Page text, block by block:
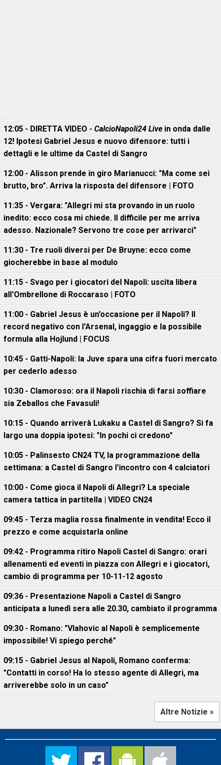
12:05 - DIRETTA VIDEO - CalcioNapoli24 Live in onda dalle
12! Ipotesi Gabriel Jesus e nuovo difensore: tutti i
dettagli e le ultime da Castel di Sangro
12:00 - Alisson prende in giro Marianucci: "Ma come sei
brutto, bro". Arriva la risposta del difensore | FOTO
11:35 - Vergara: "Allegri mi sta provando in un ruolo
inedito: ecco cosa mi chiede. Il difficile per me arriva
adesso. Nazionale? Servono tre cose per arrivarci"
11:30 - Tre ruoli diversi per De Bruyne: ecco come
giocherebbe in base al modulo
11:15 - Svago per i giocatori del Napoli: uscita libera
all'Ombrellone di Roccaraso | FOTO
11:00 - Gabriel Jesus è un'occasione per il Napoli? Il
record negativo con l'Arsenal, ingaggio e la possibile
formula alla Hojlund | FOCUS
10:45 - Gatti-Napoli: la Juve spara una cifra fuori mercato
per cederlo adesso
10:30 - Clamoroso: ora il Napoli rischia di farsi soffiare
sia Zeballos che Favasuli!
10:15 - Quando arriverà Lukaku a Castel di Sangro? Si fa
largo una doppia ipotesi: "In pochi ci credono"
10:05 - Palinsesto CN24 TV, la programmazione della
settimana: a Castel di Sangro l'incontro con 4 calciatori
10:00 - Come gioca il Napoli di Allegri? La speciale
camera tattica in partitella | VIDEO CN24
09:45 - Terza maglia rossa finalmente in vendita! Ecco il
prezzo e come acquistarla online
09:42 - Programma ritiro Napoli Castel di Sangro: orari
allenamenti ed eventi in piazza con Allegri e i giocatori,
cambio di programma per 10-11-12 agosto
09:36 - Presentazione Napoli a Castel di Sangro
anticipata a lunedì sera alle 20.30, cambiato il programma
09:30 - Romano: "Vlahovic al Napoli è semplicemente
impossibile! Vi spiego perché"
09:15 - Gabriel Jesus al Napoli, Romano conferma:
"Contatti in corso! Ha lo stesso agente di Allegri, ma
arriverebbe solo in un caso"
Altre Notizie »